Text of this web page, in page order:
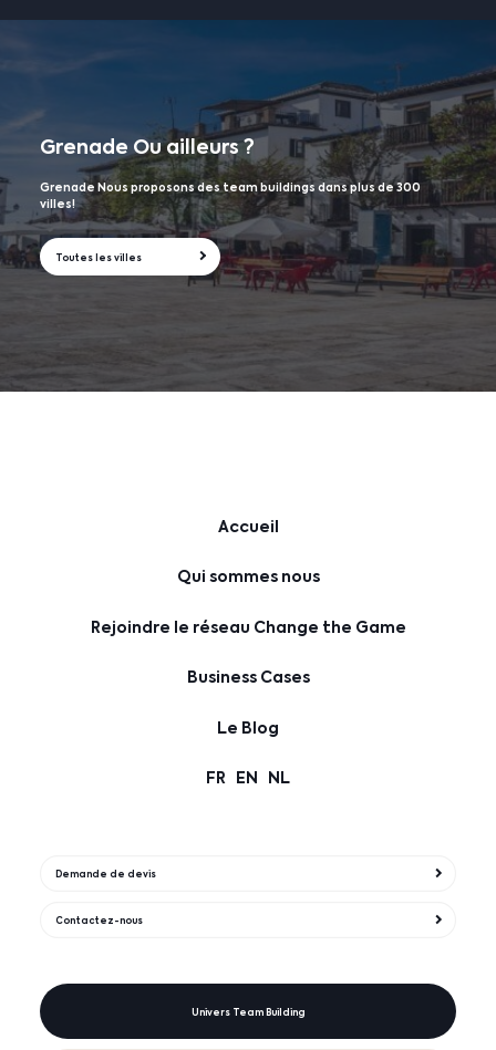
Grenade Ou ailleurs ?
Grenade Nous proposons des team buildings dans plus de 300
villes!
Toutes les villes
Accueil
Qui sommes nous
Rejoindre le réseau Change the Game
Business Cases
Le Blog
FR EN NL
Demande de devis
Contactez-nous
Univers Team Building